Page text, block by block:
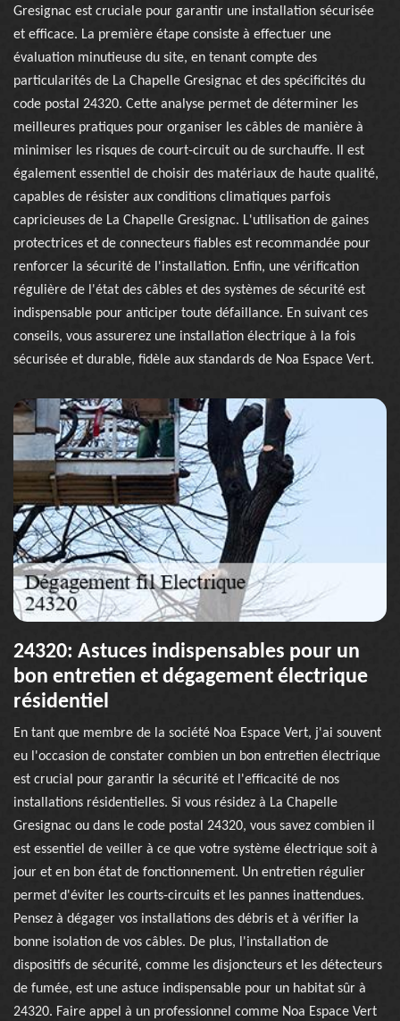
Gresignac est cruciale pour garantir une installation sécurisée
et efficace. La première étape consiste à effectuer une
évaluation minutieuse du site, en tenant compte des
particularités de La Chapelle Gresignac et des spécificités du
code postal 24320. Cette analyse permet de déterminer les
meilleures pratiques pour organiser les câbles de manière à
minimiser les risques de court-circuit ou de surchauffe. Il est
également essentiel de choisir des matériaux de haute qualité,
capables de résister aux conditions climatiques parfois
capricieuses de La Chapelle Gresignac. L'utilisation de gaines
protectrices et de connecteurs fiables est recommandée pour
renforcer la sécurité de l'installation. Enfin, une vérification
régulière de l'état des câbles et des systèmes de sécurité est
indispensable pour anticiper toute défaillance. En suivant ces
conseils, vous assurerez une installation électrique à la fois
sécurisée et durable, fidèle aux standards de Noa Espace Vert.
24320: Astuces indispensables pour un
bon entretien et dégagement électrique
résidentiel
En tant que membre de la société Noa Espace Vert, j'ai souvent
eu l'occasion de constater combien un bon entretien électrique
est crucial pour garantir la sécurité et l'efficacité de nos
installations résidentielles. Si vous résidez à La Chapelle
Gresignac ou dans le code postal 24320, vous savez combien il
est essentiel de veiller à ce que votre système électrique soit à
jour et en bon état de fonctionnement. Un entretien régulier
permet d'éviter les courts-circuits et les pannes inattendues.
Pensez à dégager vos installations des débris et à vérifier la
bonne isolation de vos câbles. De plus, l'installation de
dispositifs de sécurité, comme les disjoncteurs et les détecteurs
de fumée, est une astuce indispensable pour un habitat sûr à
24320. Faire appel à un professionnel comme Noa Espace Vert